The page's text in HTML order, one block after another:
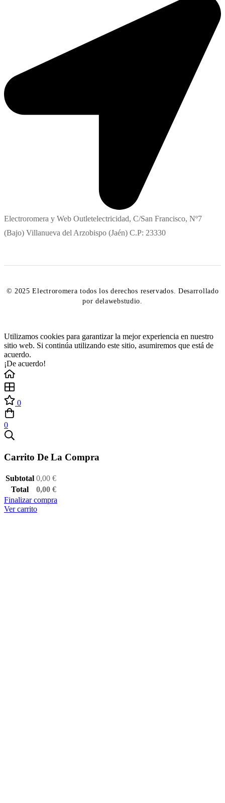
Electroromera y Web Outletelectricidad, C/San Francisco, Nº7
(Bajo) Villanueva del Arzobispo (Jaén) C.P: 23330
© 2025 Electroromera todos los derechos reservados. Desarrollado
por delawebstudio.
Utilizamos cookies para garantizar la mejor experiencia en nuestro
sitio web. Si continúa utilizando este sitio, asumiremos que está de
acuerdo.
¡De acuerdo!
0
0
Carrito De La Compra
Subtotal 0,00 €
Total
0,00 €
Finalizar compra
Ver carrito